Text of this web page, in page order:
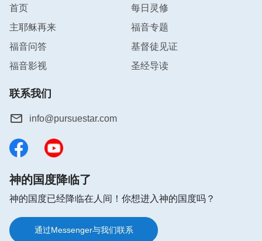
只是每天守着那些话，或在神面前说好听的话，去欺
哄神，这不是在糊弄神吗？此时的我感觉脸上火辣辣
的，觉得自己很假冒为善。于是，我便来到神的面前
教仪式，不是真正合格的祷告，这样的祷告不合你的
心意，我愿意去扭转，愿你来带领我，使我能明白什
之后，我在神的话中找到了祷告的实行路途，神的话
说：
“祷告时得有一颗安静在神面前的心，有一颗真
听的话来欺哄神。祷告围绕神现在要作成的，愿神多
开启光照你，将自己的实际情形与难处带到神面前祷
告，包括和神立的心志。祷告不是为了走过程，乃是
用一颗真心来寻求神，求神保守你的心，使你的心能
首页
每日灵修
主耶稣再来
福音专题
福音问答
基督徒见证
福音影视
圣经导读
联系我们
info@pursuestar.com
神的国度降临了
神的国度已经降临在人间！你想进入神的国度吗？
通过Messenger与我们联系
你好，如果你正在为以下问题而感到困惑、
迷茫，欢迎免费参加在线布道，你将会得到
A．如何迎接主的再来
B．如何脱罪进天国